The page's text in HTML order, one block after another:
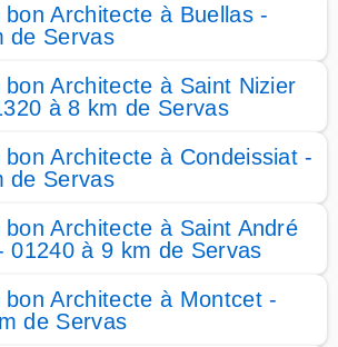
Architecte à Buellas -
de Servas
Architecte à Saint Nizier
à 8 km de Servas
Architecte à Condeissiat -
de Servas
Architecte à Saint André
01240 à 9 km de Servas
bon Architecte à Montcet -
de Servas